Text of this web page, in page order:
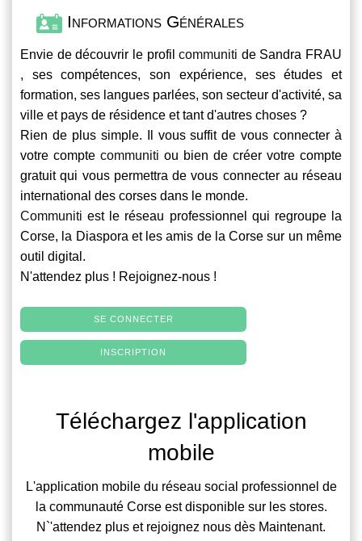
Informations Générales
Envie de découvrir le profilcommuniti de Sandra FRAU
, ses compétences, son expérience, ses études et
formation, ses langues parlées, son secteur d'activité, sa
ville et pays de résidence et tant d'autres choses ?
Rien de plus simple. Il vous suffit de vous connecter à
votre compte communiti ou bien de créer votre compte
gratuit qui vous permettra de vous connecter au réseau
international des corses dans le monde.
Communiti est le réseau professionnel qui regroupe la
Corse, la Diaspora et les amis de la Corse sur un même
outil digital.
N'attendez plus ! Rejoignez-nous !
SE CONNECTER
INSCRIPTION
Téléchargez l'application
mobile
L'application mobile du réseau social professionnel de
la communauté Corse est disponible sur les stores.
N`'attendez plus et rejoignez nous dès Maintenant.